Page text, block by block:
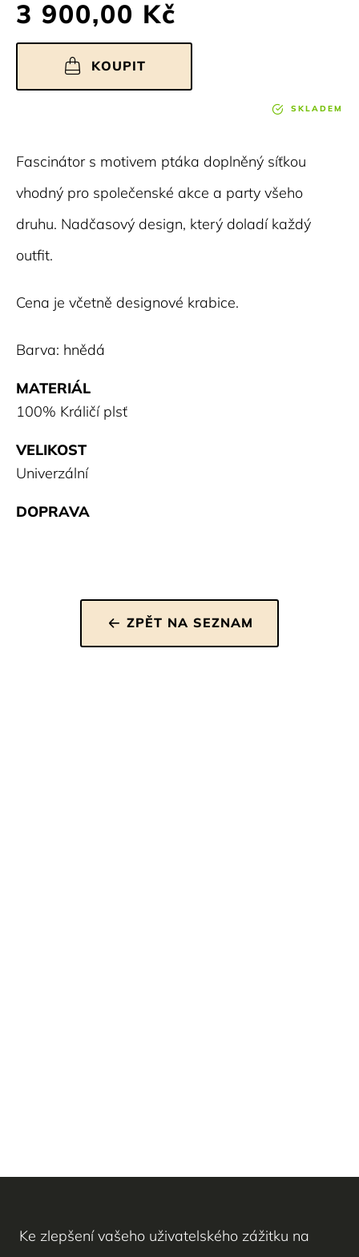
3 900,00 Kč
KOUPIT
SKLADEM
Fascinátor s motivem ptáka doplněný síťkou
vhodný pro společenské akce a party všeho
druhu. Nadčasový design, který doladí každý
outfit.
Cena je včetně designové krabice.
Barva: hnědá
MATERIÁL
100% Králičí plsť
VELIKOST
Univerzální
DOPRAVA
ZPĚT NA SEZNAM
Ke zlepšení vašeho uživatelského zážitku na